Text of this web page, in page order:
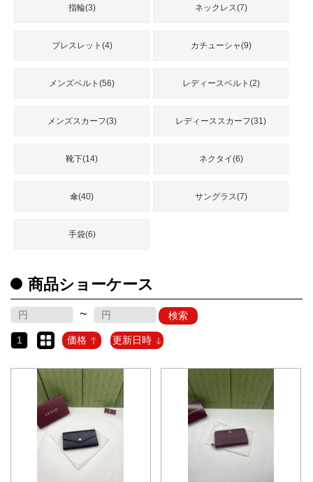
指輪(3) ネックレス(7)
ブレスレット(4) カチューシャ(9)
メンズベルト(56) レディースベルト(2)
メンズスカーフ(3) レディーススカーフ(31)
靴下(14) ネクタイ(6)
傘(40) サングラス(7)
手袋(6)
商品ショーケース
~ 検索
1 価格 更新日時